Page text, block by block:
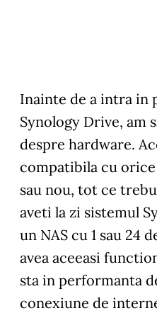
Inainte de a intra in
Synology Drive, am
despre hardware.
compatibila cu orice
sau nou, tot ce
aveti la zi sistemul
un NAS cu 1 sau 24
avea aceeasi
sta in performanta
conexiune de